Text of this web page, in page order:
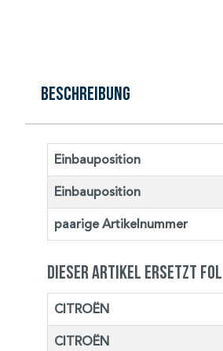
Beschreibung
Einbauposition
Einbauposition
paarige Artikelnummer
Dieser Artikel ersetzt
CITROËN
CITROËN